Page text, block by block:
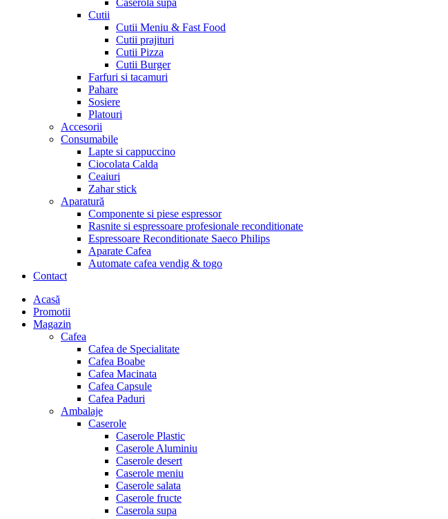
Caserola supa
Cutii
Cutii Meniu & Fast Food
Cutii prajituri
Cutii Pizza
Cutii Burger
Farfuri si tacamuri
Pahare
Sosiere
Platouri
Accesorii
Consumabile
Lapte si cappuccino
Ciocolata Calda
Ceaiuri
Zahar stick
Aparatură
Componente si piese espressor
Rasnite si espressoare profesionale reconditionate
Espressoare Reconditionate Saeco Philips
Aparate Cafea
Automate cafea vendig & togo
Contact
Menu
Acasă
Promotii
Magazin
Cafea
Cafea de Specialitate
Cafea Boabe
Cafea Macinata
Cafea Capsule
Cafea Paduri
Ambalaje
Caserole
Caserole Plastic
Caserole Aluminiu
Caserole desert
Caserole meniu
Caserole salata
Caserole fructe
Caserola supa